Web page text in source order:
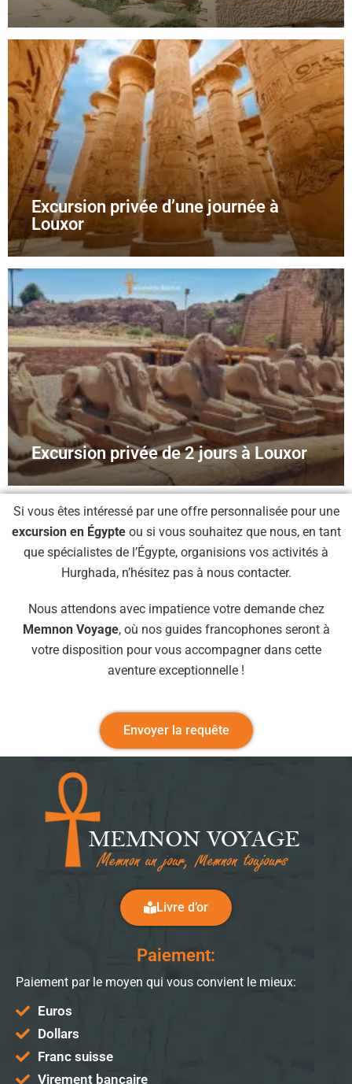
Excursion privée d’une journée à
Louxor
Excursion privée de 2 jours à Louxor
Si vous êtes intéressé par une offre personnalisée pour une
excursion en Égypteou si vous souhaitez que nous, en tant
que spécialistes de l’Égypte, organisions vos activités à
Hurghada, n’hésitez pas à nous contacter.
Nous attendons avec impatience votre demande chez
Memnon Voyage, où nos guides francophones seront à
votre disposition pour vous accompagner dans cette
aventure exceptionnelle !
Envoyer la requête
Livre d’or
Paiement:
Paiement par le moyen qui vous convient le mieux:
Euros
Dollars
Franc suisse
Virement bancaire